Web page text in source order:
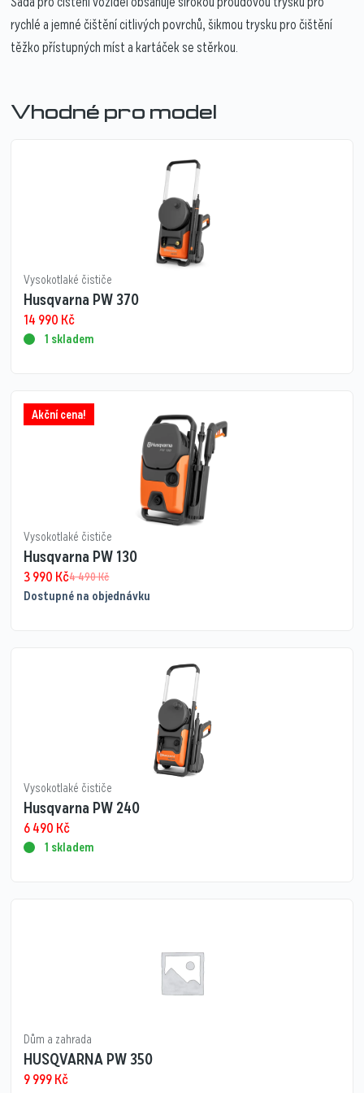
rychlé a jemné čištění citlivých povrchů, šikmou trysku pro čištění
těžko přístupných míst a kartáček se stěrkou.
Vhodné pro model
Vysokotlaké čističe
Husqvarna PW 370
14 990 Kč
1 skladem
Akční cena!
Vysokotlaké čističe
Husqvarna PW 130
4 490Kč
3 990 Kč
Dostupné na objednávku
Vysokotlaké čističe
Husqvarna PW 240
6 490 Kč
1 skladem
Dům a zahrada
HUSQVARNA PW 350
9 999Kč